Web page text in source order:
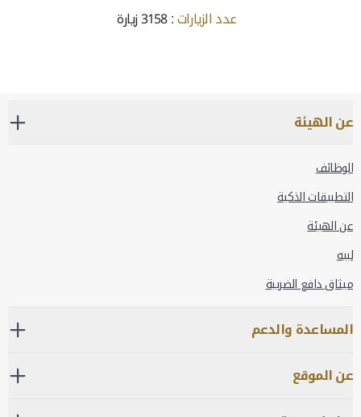
عدد الزيارات: 3158 زيارة
عن الهيئة
الوظائف
التطبيقات الذكية
عن الهيئة
لبيه
ميثاق دافع الضريبة
المساعدة والدعم
عن الموقع